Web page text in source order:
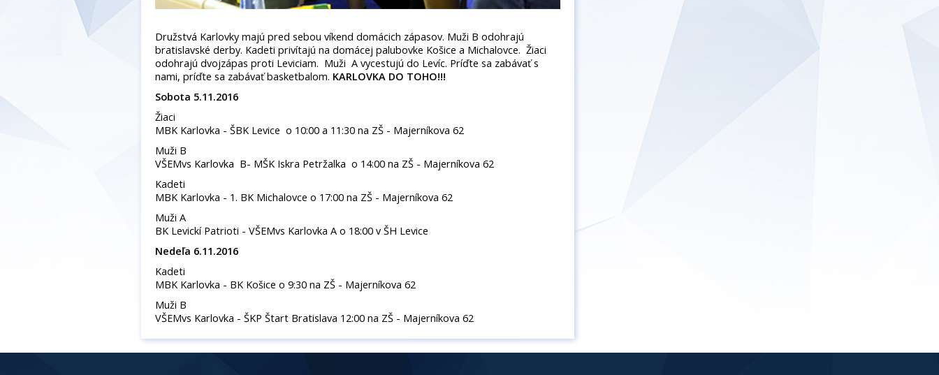
Družstvá Karlovky majú pred sebou víkend domácich zápasov. Muži B odohrajú
bratislavské derby. Kadeti privítajú na domácej palubovke Košice a Michalovce. Žiaci
odohrajú dvojzápas proti Leviciam. Muži A vycestujú do Levíc. Príďte sa zabávať s
nami, príďte sa zabávať basketbalom. KARLOVKA DO TOHO!!!
Sobota 5.11.2016
Žiaci
MBK Karlovka - ŠBK Levice o 10:00 a 11:30 na ZŠ - Majerníkova 62
Muži B
VŠEMvs Karlovka B- MŠK Iskra Petržalka o 14:00 na ZŠ - Majerníkova 62
Kadeti
MBK Karlovka - 1. BK Michalovce o 17:00 na ZŠ - Majerníkova 62
Muži A
BK Levickí Patrioti - VŠEMvs Karlovka A o 18:00 v ŠH Levice
Nedeľa 6.11.2016
Kadeti
MBK Karlovka - BK Košice o 9:30 na ZŠ - Majerníkova 62
Muži B
VŠEMvs Karlovka - ŠKP Štart Bratislava 12:00 na ZŠ - Majerníkova 62